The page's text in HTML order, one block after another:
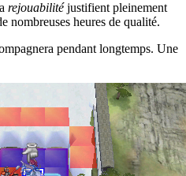
rejouabilitéjustifient pleinement
nombreuses heures de qualité.
pendant longtemps. Une